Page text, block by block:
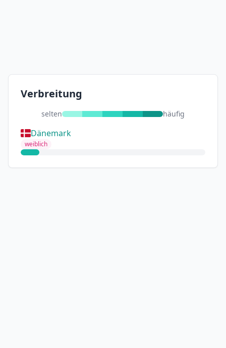
Verbreitung
selten häufig
Dänemark
weiblich